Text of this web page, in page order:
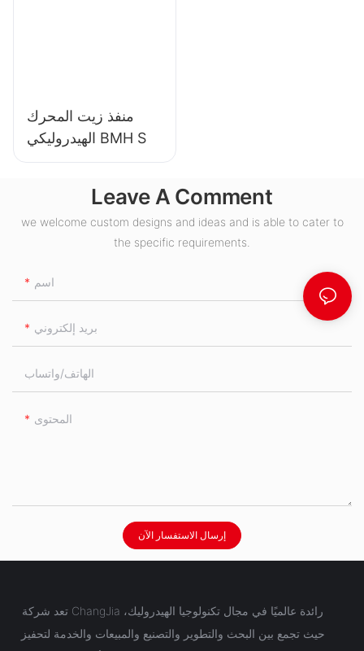
منفذ زيت المحرك
الهيدروليكي BMH S
Leave A Comment
we welcome custom designs and ideas and is able to cater to
the specific requirements.
اسم
بريد إلكتروني
الهاتف/واتساب
المحتوى
إرسال الاستفسار الآن
تعد شركة ChangJia رائدة عالميًا في مجال تكنولوجيا الهيدروليك،
حيث تجمع بين البحث والتطوير والتصنيع والمبيعات والخدمة لتحفيز